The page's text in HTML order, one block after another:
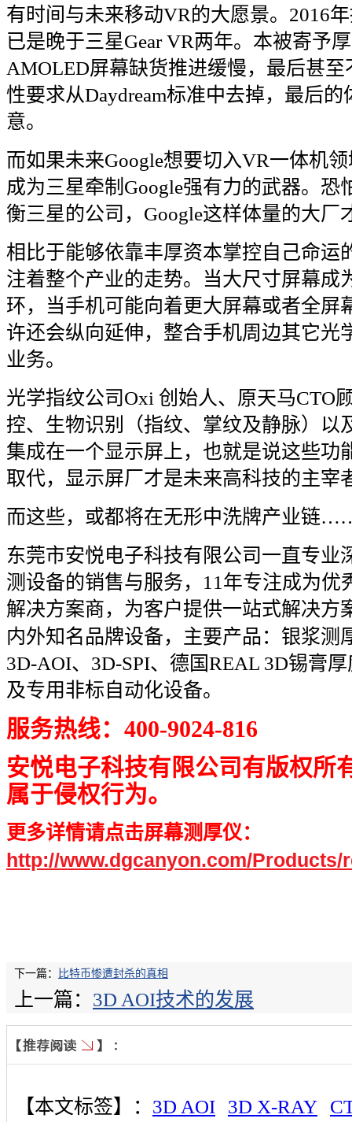
有时间与未来移动VR的大愿景。 2016
已是晚于三星Gear VR两年。本被寄予
AMOLED屏幕缺货推进缓慢，最后甚至
性要求从Daydream标准中去掉，最后的
意。
而如果未来Google想要切入VR一体机
成为三星牵制 Google强有力的武器。恐
衡三星的公司， Google这样体量的大厂
相比于能够依靠丰厚资本掌控自己命运
注着整个产业的走势。当大尺寸屏幕成
环，当手机可能向着更大屏幕或者全屏
许还会纵向延伸，整合手机周边其它光
业务。
光学指纹公司 Oxi 创始人、原天马CTO
控、生物识别（指纹、掌纹及静脉）以
集成在一个显示屏上，也就是说这些功
取代，显示屏厂才是未来高科技的主宰
而这些，或都将在无形中洗牌产业链
东莞市安悦电子科技有限公司一直专业
测设备的销售与服务， 11 年专注成为优
解决方案商，为客户提供一站式解决方
内外知名品牌设备，主要产品：银浆测
3D-AOI、 3D-SPI、德国REAL 3D锡膏
及专用非标自动化设备。
服务热线： 400-9024-816
安悦电子科技有限公司有版权所
属于侵权行为。
更多详情请点击屏幕测厚仪：
http://www.dgcanyon.com/Products/
下一篇： 比特币惨遭封杀的真相
上一篇： 3D AOI技术的发展
【本文标签】： 3D AOI 3D X-RAY